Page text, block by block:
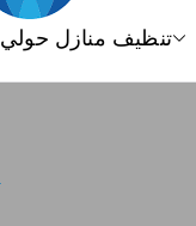
تنظيف منازل حولي